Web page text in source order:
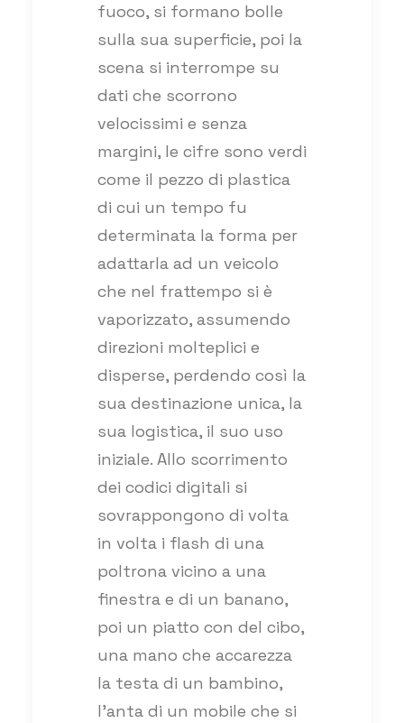
fuoco, si formano bolle
sulla sua superficie, poi la
scena si interrompe su
dati che scorrono
velocissimi e senza
margini, le cifre sono verdi
come il pezzo di plastica
di cui un tempo fu
determinata la forma per
adattarla ad un veicolo
che nel frattempo si è
vaporizzato, assumendo
direzioni molteplici e
disperse, perdendo così la
sua destinazione unica, la
sua logistica, il suo uso
iniziale. Allo scorrimento
dei codici digitali si
sovrappongono di volta
in volta i flash di una
poltrona vicino a una
finestra e di un banano,
poi un piatto con del cibo,
una mano che accarezza
la testa di un bambino,
l’anta di un mobile che si